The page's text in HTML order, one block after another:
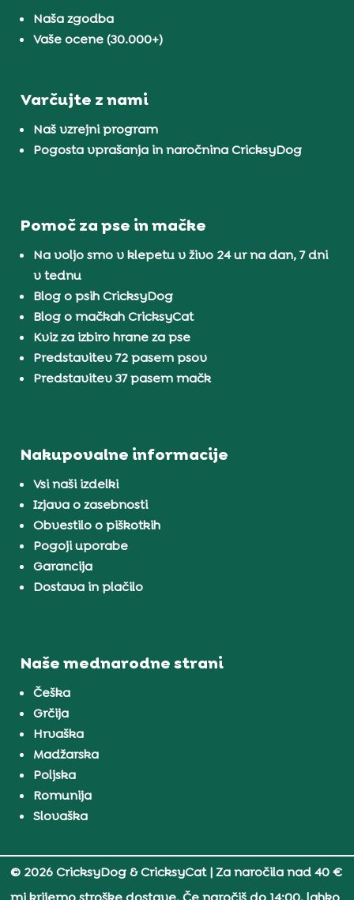
Naša zgodba
Vaše ocene (30.000+)
Varčujte z nami
Naš vzrejni program
Pogosta vprašanja in naročnina CricksyDog
Pomoč za pse in mačke
Na voljo smo v klepetu v živo 24 ur na dan, 7 dni
v tednu
Blog o psih CricksyDog
Blog o mačkah CricksyCat
Kviz za izbiro hrane za pse
Predstavitev 72 pasem psov
Predstavitev 37 pasem mačk
Nakupovalne informacije
Vsi naši izdelki
Izjava o zasebnosti
Obvestilo o piškotkih
Pogoji uporabe
Garancija
Dostava in plačilo
Naše mednarodne strani
Češka
Grčija
Hrvaška
Madžarska
Poljska
Romunija
Slovaška
© 2026 CricksyDog & CricksyCat| Za naročila nad 40 €